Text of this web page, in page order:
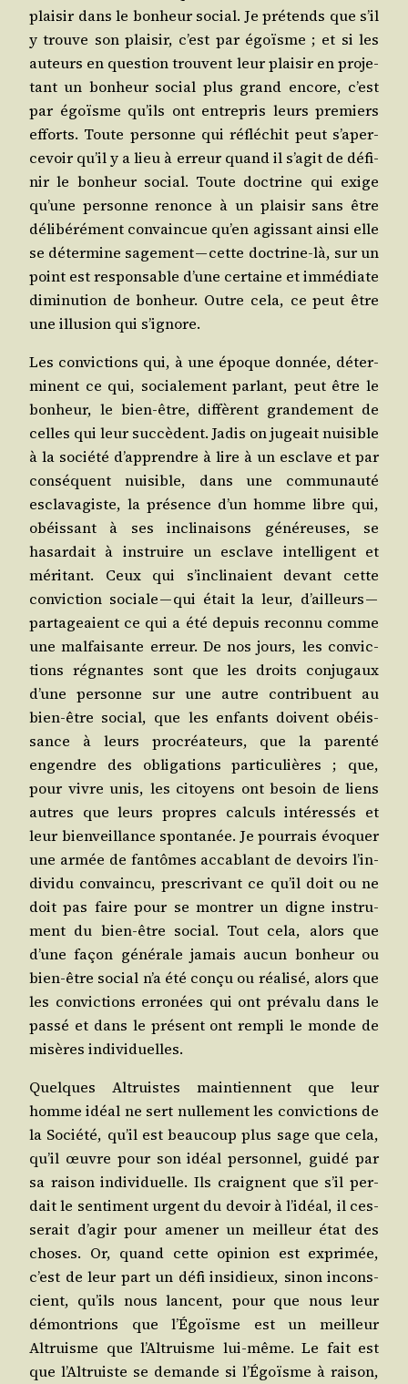
plai­sir dans le bon­heur social. Je pré­tends que s’il
y trouve son plai­sir, c’est par égoïsme ; et si les
auteurs en ques­tion trouvent leur plai­sir en pro­je­
tant un bon­heur social plus grand encore, c’est
par égoïsme qu’ils ont entre­pris leurs pre­miers
efforts. Toute per­sonne qui réflé­chit peut s’a­per­
ce­voir qu’il y a lieu à erreur quand il s’a­git de défi­
nir le bon­heur social. Toute doc­trine qui exige
qu’une per­sonne renonce à un plai­sir sans être
déli­bé­ré­ment convain­cue qu’en agis­sant ain­si elle
se déter­mine sage­ment — cette doc­trine-là, sur un
point est res­pon­sable d’une cer­taine et immé­diate
dimi­nu­tion de bon­heur. Outre cela, ce peut être
une illu­sion qui s’ignore.
Les convic­tions qui, à une époque don­née, déter­
minent ce qui, socia­le­ment par­lant, peut être le
bon­heur, le bien-être, dif­fèrent gran­de­ment de
celles qui leur suc­cèdent. Jadis on jugeait nui­sible
à la socié­té d’ap­prendre à lire à un esclave et par
consé­quent nui­sible, dans une com­mu­nau­té
escla­va­giste, la pré­sence d’un homme libre qui,
obéis­sant à ses incli­nai­sons géné­reuses, se
hasar­dait à ins­truire un esclave intel­li­gent et
méri­tant. Ceux qui s’in­cli­naient devant cette
convic­tion sociale — qui était la leur, d’ailleurs —
par­ta­geaient ce qui a été depuis recon­nu comme
une mal­fai­sante erreur. De nos jours, les convic­
tions régnantes sont que les droits conju­gaux
d’une per­sonne sur une autre contri­buent au
bien-être social, que les enfants doivent obéis­
sance à leurs pro­créa­teurs, que la paren­té
engendre des obli­ga­tions par­ti­cu­lières ; que,
pour vivre unis, les citoyens ont besoin de liens
autres que leurs propres cal­culs inté­res­sés et
leur bien­veillance spon­ta­née. Je pour­rais évo­quer
une armée de fan­tômes acca­blant de devoirs l’in­
di­vi­du convain­cu, pres­cri­vant ce qu’il doit ou ne
doit pas faire pour se mon­trer un digne ins­tru­
ment du bien-être social. Tout cela, alors que
d’une façon géné­rale jamais aucun bon­heur ou
bien-être social n’a été conçu ou réa­li­sé, alors que
les convic­tions erro­nées qui ont pré­va­lu dans le
pas­sé et dans le pré­sent ont rem­pli le monde de
misères individuelles.
Quelques Altruistes main­tiennent que leur
homme idéal ne sert nul­le­ment les convic­tions de
la Socié­té, qu’il est beau­coup plus sage que cela,
qu’il œuvre pour son idéal per­son­nel, gui­dé par
sa rai­son indi­vi­duelle. Ils craignent que s’il per­
dait le sen­ti­ment urgent du devoir à l’i­déal, il ces­
se­rait d’a­gir pour ame­ner un meilleur état des
choses. Or, quand cette opi­nion est expri­mée,
c’est de leur part un défi insi­dieux, sinon incons­
cient, qu’ils nous lancent, pour que nous leur
démon­trions que l’É­goïsme est un meilleur
Altruisme que l’Al­truisme lui-même. Le fait est
que l’Al­truiste se demande si l’É­goïsme à rai­son,